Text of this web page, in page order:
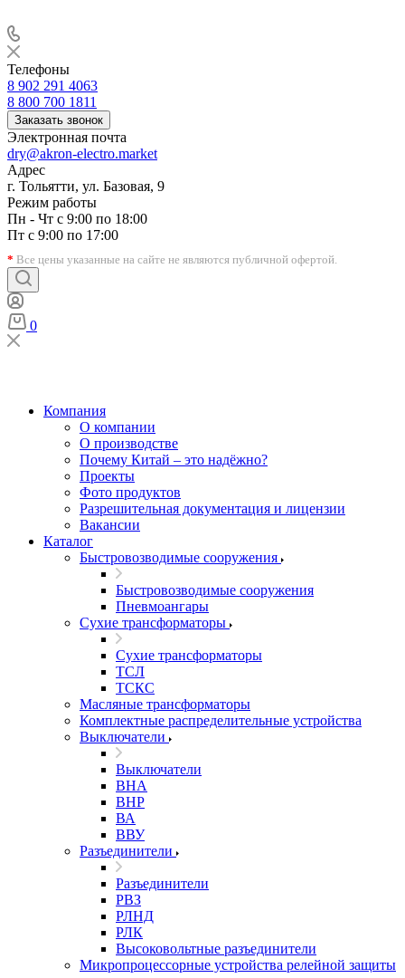
Телефоны
8 902 291 4063
8 800 700 1811
Заказать звонок
Электронная почта
dry@akron-electro.market
Адрес
г. Тольятти, ул. Базовая, 9
Режим работы
Пн - Чт с 9:00 по 18:00
Пт с 9:00 по 17:00
* Все цены указанные на сайте не являются публичной офертой.
0
Компания
О компании
О производстве
Почему Китай – это надёжно?
Проекты
Фото продуктов
Разрешительная документация и лицензии
Вакансии
Каталог
Быстровозводимые сооружения
Быстровозводимые сооружения
Пневмоангары
Сухие трансформаторы
Сухие трансформаторы
ТСЛ
ТСКС
Масляные трансформаторы
Комплектные распределительные устройства
Выключатели
Выключатели
ВНА
ВНР
ВА
ВВУ
Разъединители
Разъединители
РВЗ
РЛНД
РЛК
Высоковольтные разъединители
Микропроцессорные устройства релейной защиты